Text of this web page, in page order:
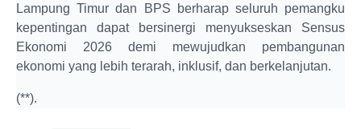
Lampung Timur dan BPS berharap seluruh pemangku
kepentingan dapat bersinergi menyukseskan Sensus
Ekonomi 2026 demi mewujudkan pembangunan
ekonomi yang lebih terarah, inklusif, dan berkelanjutan.
(**).